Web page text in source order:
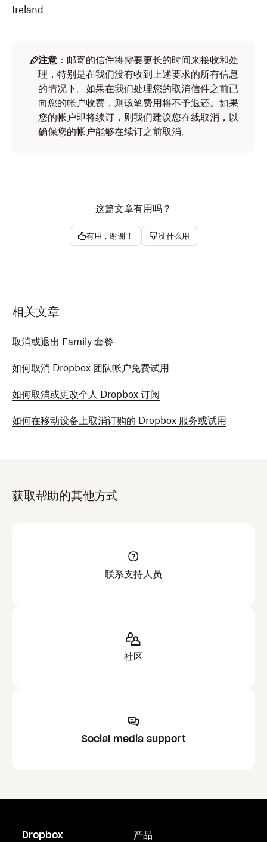
Ireland
注意 ：邮寄的信件将需要更长的时间来接收和处
理，特别是在我们没有收到上述要求的所有信息
的情况下。如果在我们处理您的取消信件之前已
向您的帐户收费，则该笔费用将不予退还。如果
您的帐户即将续订，则我们建议您在线取消，以
确保您的帐户能够在续订之前取消。
这篇文章有用吗？
有用，谢谢！ 没什么用
相关文章
取消或退出 Family 套餐
如何取消 Dropbox 团队帐户免费试用
如何取消或更改个人 Dropbox 订阅
如何在移动设备上取消订购的 Dropbox 服务或试用
获取帮助的其他方式
联系支持人员
社区
Social media support
Dropbox 产品